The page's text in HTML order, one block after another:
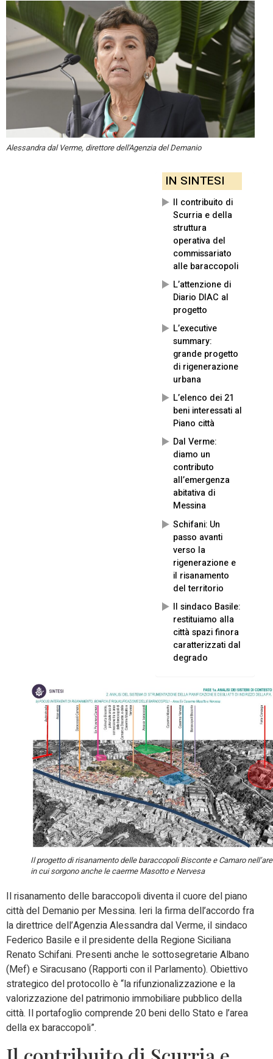
Alessandra dal Verme, direttore dell'Agenzia del Demanio
IN SINTESI
Il contribuito di
Scurria e della
struttura
operativa del
commissariato
alle baraccopoli
L’attenzione di
Diario DIAC al
progetto
L’executive
summary:
grande progetto
di rigenerazione
urbana
L’elenco dei 21
beni interessati al
Piano città
Dal Verme:
diamo un
contributo
all’emergenza
abitativa di
Messina
Schifani: Un
passo avanti
verso la
rigenerazione e
il risanamento
del territorio
Il sindaco Basile:
restituiamo alla
città spazi finora
caratterizzati dal
degrado
Il progetto di risanamento delle baraccopoli Bisconte e Camaro
in cui sorgono anche le caerme Masotto e Nervesa
Il risanamento delle baraccopoli diventa il cuore del piano
città del Demanio per Messina. Ieri la firma dell’accordo fra
la direttrice dell’Agenzia Alessandra dal Verme, il sindaco
Federico Basile e il presidente della Regione Siciliana
Renato Schifani. Presenti anche le sottosegretarie Albano
(Mef) e Siracusano (Rapporti con il Parlamento). Obiettivo
strategico del protocollo è “la rifunzionalizzazione e la
valorizzazione del patrimonio immobiliare pubblico della
città. Il portafoglio comprende 20 beni dello Stato e l’area
della ex baraccopoli”.